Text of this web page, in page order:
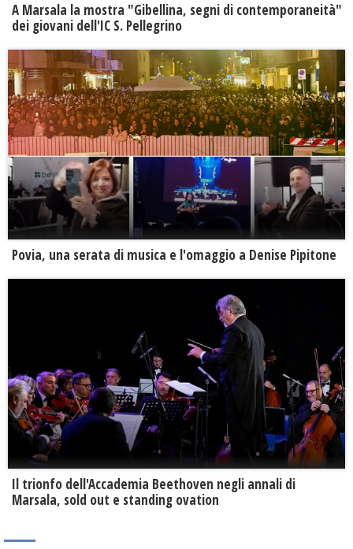
A Marsala la mostra "Gibellina, segni di contemporaneità"
dei giovani dell'IC S. Pellegrino
Povia, una serata di musica e l'omaggio a Denise Pipitone
Il trionfo dell'Accademia Beethoven negli annali di
Marsala, sold out e standing ovation